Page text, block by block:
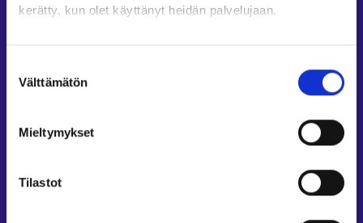
kerätty, kun olet käyttänyt heidän palvelujaan.
Löydät tietoa evästeiden käyttötarkoituksista
Lue tarkemmin
valinta
Välttämätön
Mieltymykset
Tilastot
Työ- ja elinkeinoministeriö⁠
Osaamispolku⁠